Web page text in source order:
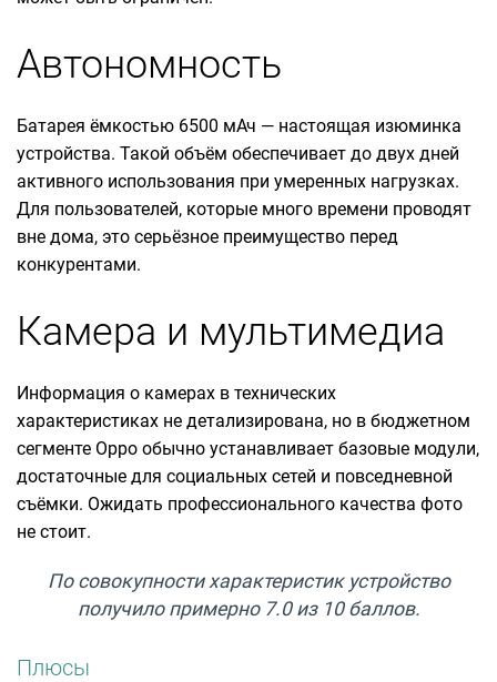
Автономность
Батарея ёмкостью 6500 мАч — настоящая изюминка
устройства. Такой объём обеспечивает до двух дней
активного использования при умеренных нагрузках.
Для пользователей, которые много времени проводят
вне дома, это серьёзное преимущество перед
конкурентами.
Камера и мультимедиа
Информация о камерах в технических
характеристиках не детализирована, но в бюджетном
сегменте Oppo обычно устанавливает базовые модули,
достаточные для социальных сетей и повседневной
съёмки. Ожидать профессионального качества фото
не стоит.
По совокупности характеристик устройство
получило примерно 7.0 из 10 баллов.
Плюсы